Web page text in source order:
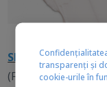
SPF
este
(Factor de
transparenți și
cookie-urile în